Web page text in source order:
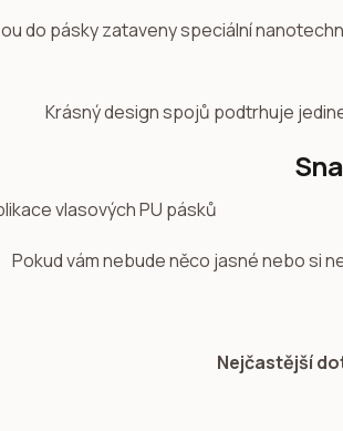
do pásky zataveny speciální
Krásný design spojů podtrhuje
Pokud vám nebude něco jasné nebo si
Nejčastější